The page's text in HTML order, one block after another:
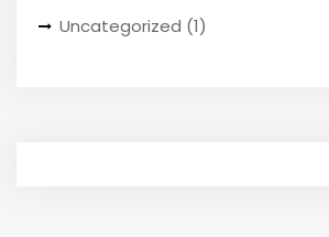
Uncategorized (1)